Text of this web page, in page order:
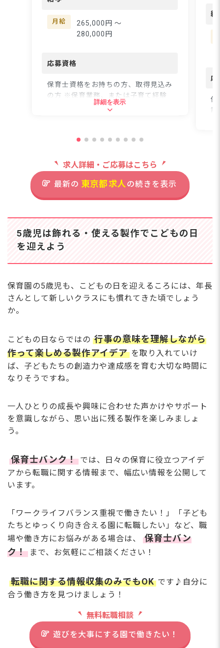
様をお預かりする認可保
育所です。アットホーム
な雰囲気の中で、楽しさ
子どもたちを育んでいま
良く、一人ひとりの職員
としっかり向き合う社風
があるため、困ったこと
ーー【無理なく長く続け
自慢は何といっても働き
やすさです。年間休日は
126日と比較的多く、プ
ライベートも大切にでき
の予定も立てやすくメリ
ハリを持って働けます。
く、毎日の通勤ストレス
ントです。昇給や年2回
の賞与もあり、頑張りを
月給
265,000円 〜
280,000円
応募資格
保育士資格をお持ちの方、取得見込み
の方 ※保育業務、または子育て経験
がある方歓迎 ※新卒・初心者、ブラ
東京都荒川区西尾久4-27-1ヴェルデ
JR線「尾久駅」徒歩5分
※自転車通勤OK、マイカー通
勤不可
■近隣エリアからのアクセスを
北区（赤羽周辺）から：約13
分 「赤羽駅」からJRで1駅5
5分 「上野駅」からJRで1駅7
分。主要駅からのアクセスも抜
群です。
足立区（江北周辺）から：約2
0〜25分 舎人ライナー「熊野前
すぐの好立地です。
埼玉県（川口市周辺）から：約
20〜25分 「川口駅」から赤羽
す。
埼玉県（草加市周辺）から：約
40〜45分 「北千住駅」経由な
宅制度（家賃補助）」を利用し
た引越し・入居サポートも相談
に乗ります！
月給26.5万円以上で年
当園で理想の保育を！
詳細を表示
い
す
て
迎
か？
給
応
保
諭
求人詳細・ご応募はこちら
最新の 東京都 求人 の続きを表示
5歳児は飾れる・使える製作でこどもの日
を迎えよう
保育園の5歳児も、こどもの日を迎えるころには、年長
さんとして新しいクラスにも慣れてきた頃でしょう
か。
こどもの日ならではの 行事の意味を理解しながら
作って楽しめる製作アイデア を取り入れていけ
ば、子どもたちの創造力や達成感を育む大切な時間に
なりそうですね。
一人ひとりの成長や興味に合わせた声かけやサポート
を意識しながら、思い出に残る製作を楽しみましょ
う。
保育士バンク！ では、日々の保育に役立つアイデ
アから転職に関する情報まで、幅広い情報を公開して
います。
「ワークライフバランス重視で働きたい！」「子ども
たちとゆっくり向き合える園に転職したい」など、職
場や働き方にお悩みがある場合は、
保育士バン
ク！ まで、お気軽にご相談ください！
転職に関する情報収集のみでもOK です♪自分に
合う働き方を見つけましょう！
無料転職相談
遊びを大事にする園で働きたい！